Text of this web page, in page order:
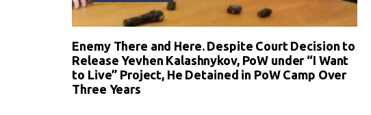
Enemy There and Here. Despite Court Decision to
Release Yevhen Kalashnykov, PoW under “I Want
to Live” Project, He Detained in PoW Camp Over
Three Years